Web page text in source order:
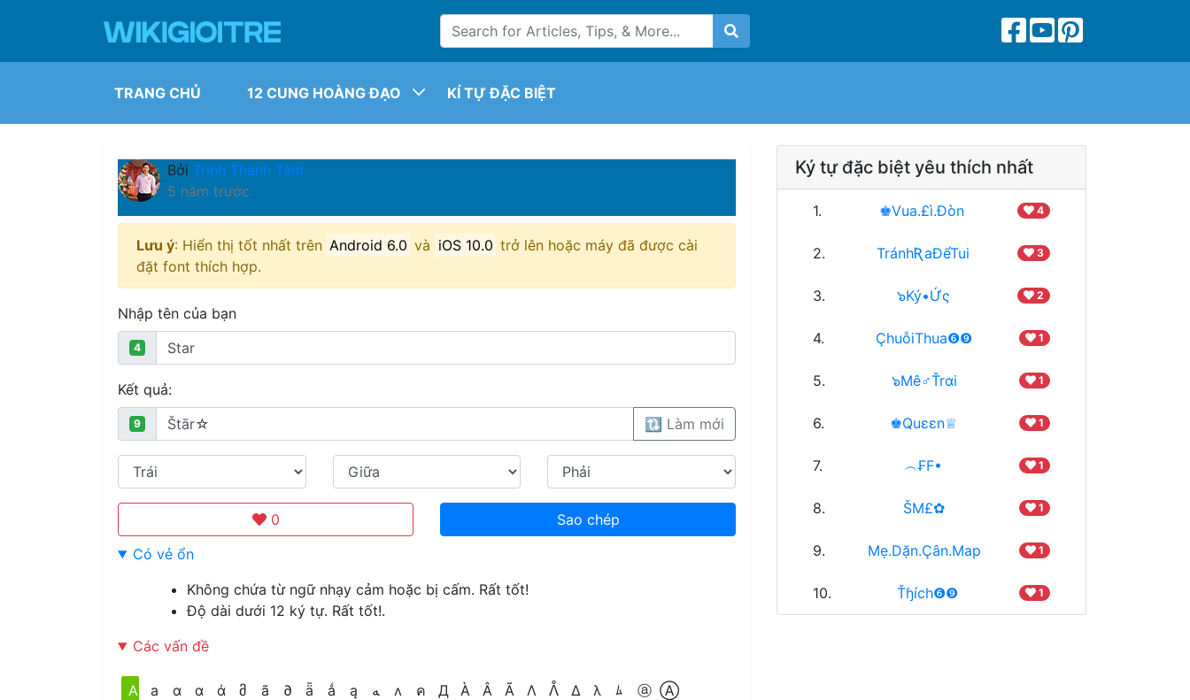
TRANG CHỦ 12 CUNG HOÀNG ĐẠO KÍ TỰ ĐẶC BIỆT
Bởi Trịnh Thanh Tâm
5 năm trước
Lưu ý: Hiển thị tốt nhất trên Android 6.0 và iOS 10.0 trở lên hoặc máy đã được cài
đặt font thích hợp.
Nhập tên của bạn
4
Kết quả:
9 🔃 Làm mới
0
Sao chép
Có vẻ ổn
Không chứa từ ngữ nhạy cảm hoặc bị cấm. Rất tốt!
Độ dài dưới 12 ký tự. Rất tốt!.
Các vấn đề
A a ɑ α ά მ ã ∂ ǟ ǻ ą ﻪ ʌ ค Д À Â Ã Λ ᐰ Δ λ ﾑ ⓐ Ⓐ
Ký tự đặc biệt yêu thích nhất
1. ♚Vua.£ì.Đòn 4
2. TránhƦaĐểTui 3
3. ๖Ký•Ứς 2
4. ÇhuỗiThua❻❾ 1
5. ๖Mê♂Ťrαi 1
6. ♚Quεεn♕ 1
7. ︵₣F• 1
8. ŠM£✿ 1
9. Mẹ.Dặn.Çân.Map 1
10. Ťɧích❻❾ 1